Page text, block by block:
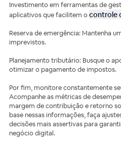
Investimento em ferramentas de
aplicativos que facilitem ocontrole
Reserva de emergência: Mantenha
imprevistos.
Planejamento tributário: Busque o
otimizar o pagamento de impostos.
Por fim, monitore constantemente
Acompanhe as métricas de
margem de contribuição e retorno
base nessas informações, faça
decisões mais assertivas para
negócio digital.